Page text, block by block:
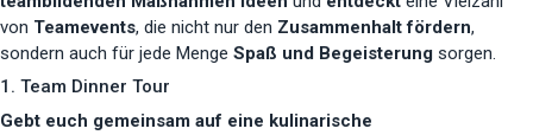
von Teamevents, die nicht nur den Zusammenhalt fördern,
sondern auch für jede Menge Spaß und Begeisterung sorgen.
1. Team Dinner Tour
Gebt euch gemeinsam auf eine kulinarische